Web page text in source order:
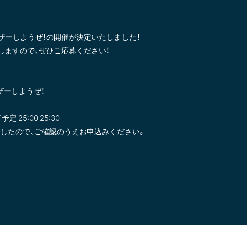
しようぜ！の開催が決定いたしました！
すので、ぜひご応募ください！
しようぜ！
定 25:0025:30
たので、ご確認のうえお申込みください。